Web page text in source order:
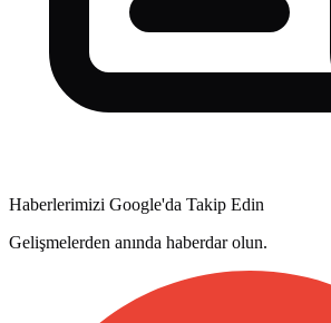
Haberlerimizi Google'da Takip Edin
Gelişmelerden anında haberdar olun.